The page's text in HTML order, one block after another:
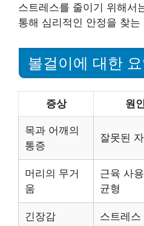
스트레스를 줄이기 위해서
통해 심리적인 안정을 찾는
볼걸이에 대한
증상 원인
목과 어깨의
통증
잘못된
머리의 무거
움
근육 사
균형
긴장감 스트레스